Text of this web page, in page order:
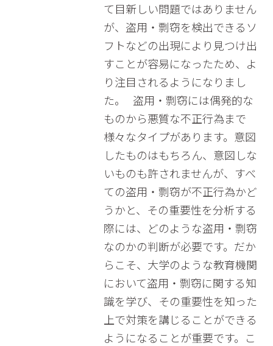
て目新しい問題ではありません
が、盗用・剽窃を検出できるソ
フトなどの出現により見つけ出
すことが容易になったため、よ
り注目されるようになりまし
た。 盗用・剽窃には偶発的な
ものから悪質な不正行為まで
様々なタイプがあります。意図
したものはもちろん、意図しな
いものも許されませんが、すべ
ての盗用・剽窃が不正行為かど
うかと、その重要性を分析する
際には、どのような盗用・剽窃
なのかの判断が必要です。だか
らこそ、大学のような教育機関
において盗用・剽窃に関する知
識を学び、その重要性を知った
上で対策を講じることができる
ようになることが重要です。こ